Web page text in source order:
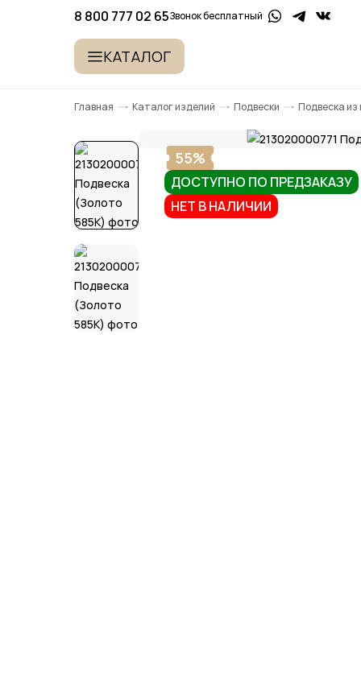
8 800 777 02 65Звонок бесплатный
КАТАЛОГ
Главная Каталог изделий Подвески Подвеска
55%
ДОСТУПНО ПО ПРЕДЗАКАЗУ
НЕТ В НАЛИЧИИ